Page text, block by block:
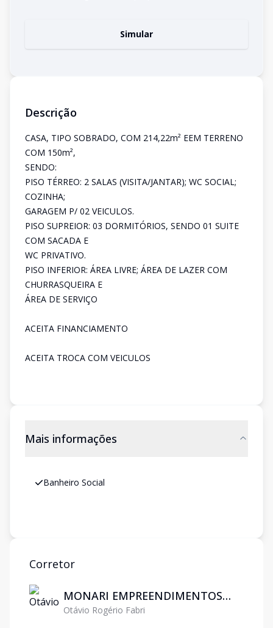
Simular
Descrição
CASA, TIPO SOBRADO, COM 214,22m² EEM TERRENO
COM 150m²,
SENDO:
PISO TÉRREO: 2 SALAS (VISITA/JANTAR); WC SOCIAL;
COZINHA;
GARAGEM P/ 02 VEICULOS.
PISO SUPREIOR: 03 DORMITÓRIOS, SENDO 01 SUITE
COM SACADA E
WC PRIVATIVO.
PISO INFERIOR: ÁREA LIVRE; ÁREA DE LAZER COM
CHURRASQUEIRA E
ÁREA DE SERVIÇO
ACEITA FINANCIAMENTO
ACEITA TROCA COM VEICULOS
Mais informações
Banheiro Social
Corretor
MONARI EMPREENDIMENTOS
IMOBILIARIOS LTDA
Otávio Rogério Fabri